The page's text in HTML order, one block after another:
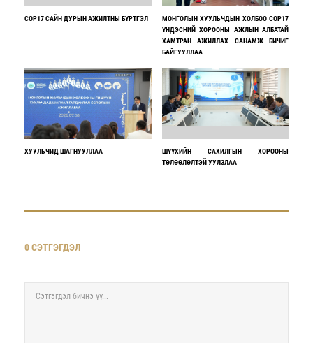
COP17 САЙН ДУРЫН АЖИЛТНЫ БҮРТГЭЛ
МОНГОЛЫН ХУУЛЬЧДЫН ХОЛБОО COP17
ҮНДЭСНИЙ ХОРООНЫ АЖЛЫН АЛБАТАЙ
ХАМТРАН АЖИЛЛАХ САНАМЖ БИЧИГ
БАЙГУУЛЛАА
ХУУЛЬЧИД ШАГНУУЛЛАА
ШҮҮХИЙН САХИЛГЫН ХОРООНЫ
ТӨЛӨӨЛӨЛТЭЙ УУЛЗЛАА
0 СЭТГЭГДЭЛ